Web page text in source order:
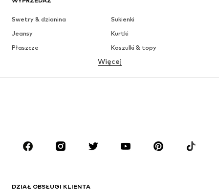
Swetry & dzianina
Sukienki
Jeansy
Kurtki
Płaszcze
Koszulki & topy
Bielizna
Akcesoria
Premium
Nowości
Więcej
DZIAŁ OBSŁUGI KLIENTA